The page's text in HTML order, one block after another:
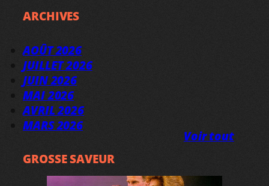
ARCHIVES
AOÛT 2026
JUILLET 2026
JUIN 2026
MAI 2026
AVRIL 2026
MARS 2026
Voir tout
GROSSE SAVEUR